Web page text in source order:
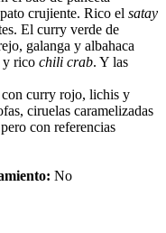
crujiente. Rico el satay
El curry verde de
galanga y albahaca
y rico chili crab. Y las
con curry rojo, lichis y
ciruelas caramelizadas
con referencias
No